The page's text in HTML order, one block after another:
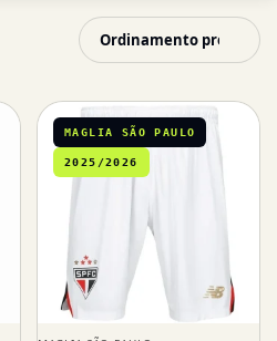
MAGLIA SÃO PAULO
2025/2026